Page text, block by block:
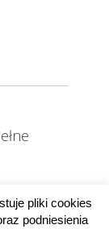
pliki cookies
podniesienia